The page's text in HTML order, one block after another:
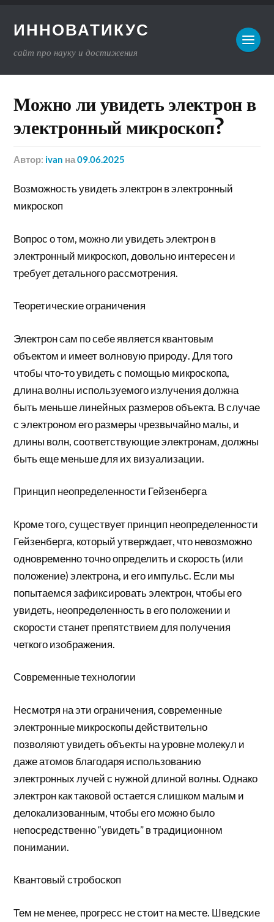
ИННОВАТИКУС
сайт про науку и достижения
Можно ли увидеть электрон в
электронный микроскоп?
Автор: ivan на09.06.2025
Возможность увидеть электрон в электронный
микроскоп
Вопрос о том, можно ли увидеть электрон в
электронный микроскоп, довольно интересен и
требует детального рассмотрения.
Теоретические ограничения
Электрон сам по себе является квантовым
объектом и имеет волновую природу. Для того
чтобы что-то увидеть с помощью микроскопа,
длина волны используемого излучения должна
быть меньше линейных размеров объекта. В случае
с электроном его размеры чрезвычайно малы, и
длины волн, соответствующие электронам, должны
быть еще меньше для их визуализации.
Принцип неопределенности Гейзенберга
Кроме того, существует принцип неопределенности
Гейзенберга, который утверждает, что невозможно
одновременно точно определить и скорость (или
положение) электрона, и его импульс. Если мы
попытаемся зафиксировать электрон, чтобы его
увидеть, неопределенность в его положении и
скорости станет препятствием для получения
четкого изображения.
Современные технологии
Несмотря на эти ограничения, современные
электронные микроскопы действительно
позволяют увидеть объекты на уровне молекул и
даже атомов благодаря использованию
электронных лучей с нужной длиной волны. Однако
электрон как таковой остается слишком малым и
делокализованным, чтобы его можно было
непосредственно “увидеть” в традиционном
понимании.
Квантовый стробоскоп
Тем не менее, прогресс не стоит на месте. Шведские